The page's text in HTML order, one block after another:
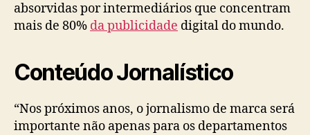
absorvidas por intermediários que concentram
mais de 80% da publicidade digital do mundo.
Conteúdo Jornalístico
“Nos próximos anos, o jornalismo de marca será
importante não apenas para os departamentos